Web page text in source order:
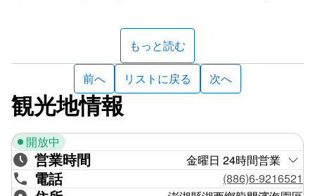
門村集落の中心地から少し距離があるため、あまり人も多
くなく、神秘的な雰囲気が特に好まれています。
「靜かな夜、龍門で鼓浪を聞く」という言葉をご存知です
か。ここの言葉は、光緒年間の秀才・許晋纓の「澎湖八景
詩」の中のもので、暗礁が広がっていることから、海底は
高低の落差が大きく、波が龍門の海域まで押し寄せても地
鼓浪」と呼ばれています。冬に北東からの強い季節風が吹
き始めると、波濤が岸に打ち付ける壮観な様子を目にする
ことができます。浪の音を聞きたい方は、龍門福徳の古い
もっと読む
前へ リストに戻る 次へ
観光地情報
開放中
営業時間 金曜日 24時間営業
電話 (886)6-9216521